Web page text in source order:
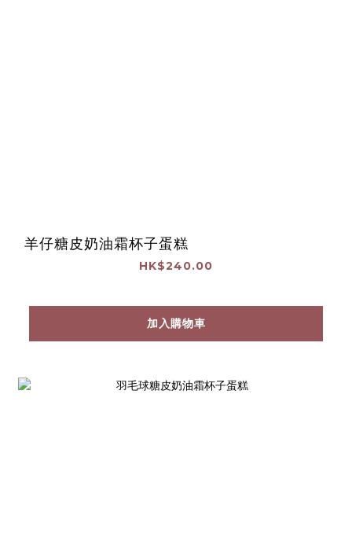
羊仔糖皮奶油霜杯子蛋糕
HK$240.00
加入購物車